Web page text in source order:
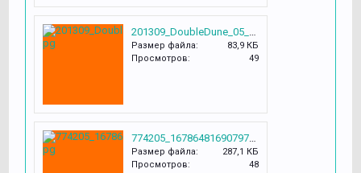
201309_DoubleDune_05_copy.jpg
Размер файла:
83,9 КБ
Просмотров:
49
774205_1678648169079765_8174623300942978366_o.jpg
Размер файла:
287,1 КБ
Просмотров:
48